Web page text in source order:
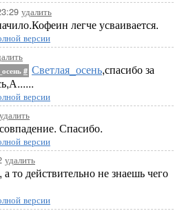
удалить
легче усваивается.
версии
# Светлая_осень,спасибо за
версии
удалить
Спасибо.
версии
удалить
то действительно не знаешь чего
версии